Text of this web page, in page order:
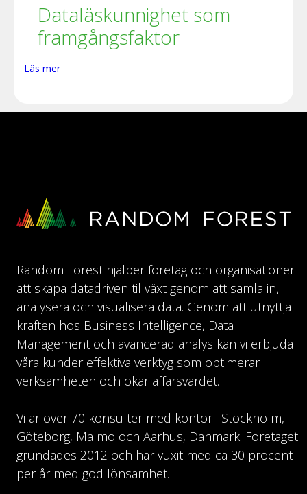
Dataläskunnighet som
framgångsfaktor
Läs mer
Random Forest hjälper företag och organisationer
att skapa datadriven tillväxt genom att samla in,
analysera och visualisera data. Genom att utnyttja
kraften hos Business Intelligence, Data
Management och avancerad analys kan vi erbjuda
våra kunder effektiva verktyg som optimerar
verksamheten och ökar affärsvärdet.
Vi är över 70 konsulter med kontor i Stockholm,
Göteborg, Malmö och Aarhus, Danmark. Företaget
grundades 2012 och har vuxit med ca 30 procent
per år med god lönsamhet.